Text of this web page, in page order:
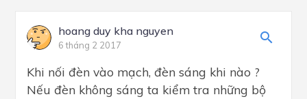
hoang duy kha nguyen
6 tháng 2 2017
Khi nối đèn vào mạch, đèn sáng khi nào ?
Nếu đèn không sáng ta kiểm tra những bộ